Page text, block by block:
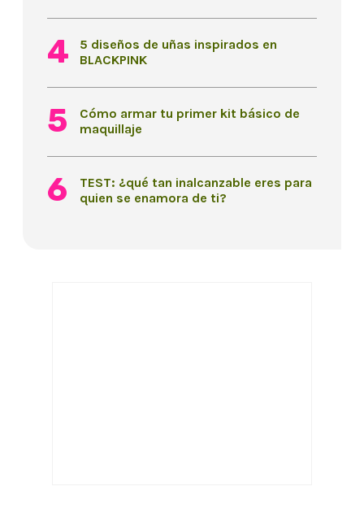
5 diseños de uñas inspirados en
BLACKPINK
Cómo armar tu primer kit básico de
maquillaje
TEST: ¿qué tan inalcanzable eres para
quien se enamora de ti?